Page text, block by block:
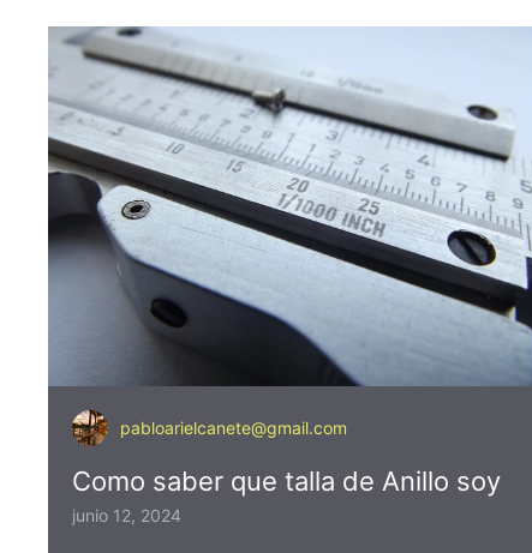
pabloarielcanete@gmail.com
Como saber que talla de Anillo soy
junio 12, 2024